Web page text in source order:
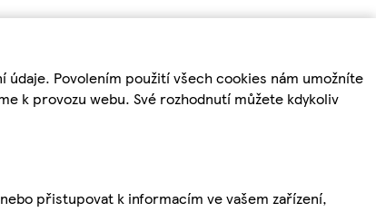
údaje. Povolením použití všech cookies nám umožníte
k provozu webu. Své rozhodnutí můžete kdykoliv
přistupovat k informacím ve vašem zařízení,